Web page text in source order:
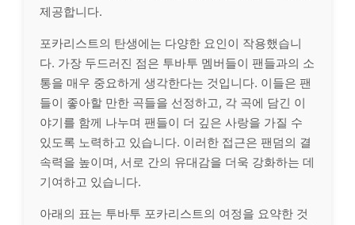
제공합니다.
포카리스트의 탄생에는 다양한 요인이 작용했습니
다. 가장 두드러진 점은 투바투 멤버들이 팬들과의 소
통을 매우 중요하게 생각한다는 것입니다. 이들은 팬
들이 좋아할 만한 곡들을 선정하고, 각 곡에 담긴 이
야기를 함께 나누며 팬들이 더 깊은 사랑을 가질 수
있도록 노력하고 있습니다. 이러한 접근은 팬덤의 결
속력을 높이며, 서로 간의 유대감을 더욱 강화하는 데
기여하고 있습니다.
아래의 표는 투바투 포카리스트의 여정을 요약한 것